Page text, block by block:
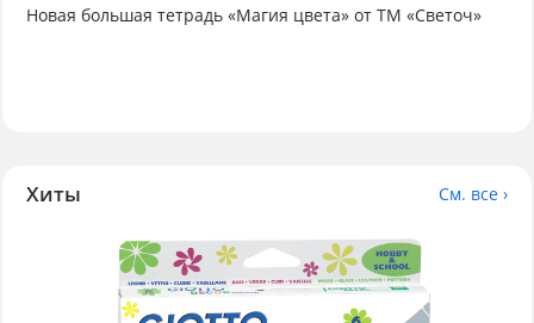
Новая большая тетрадь «Магия цвета» от ТМ «Светоч»
Хиты См. все ›